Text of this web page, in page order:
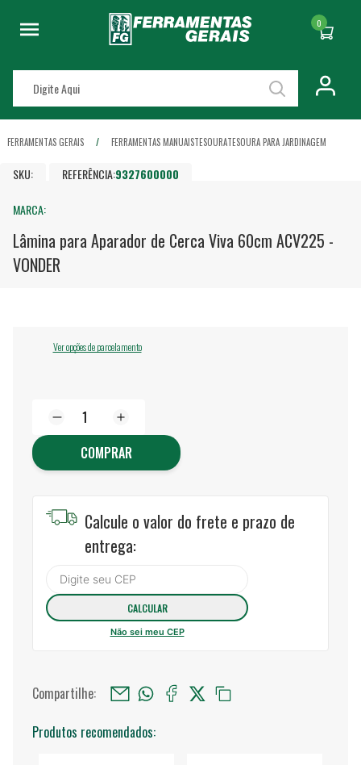
0
FERRAMENTAS GERAIS FERRAMENTAS MANUAISTESOURATESOURA PARA JARDINAGEM
SKU: REFERÊNCIA:9327600000
MARCA:
Lâmina para Aparador de Cerca Viva 60cm ACV225 -
VONDER
Ver opções de parcelamento
COMPRAR
Calcule o valor do frete e prazo de
entrega:
Não sei meu CEP
Compartilhe:
Produtos recomendados: